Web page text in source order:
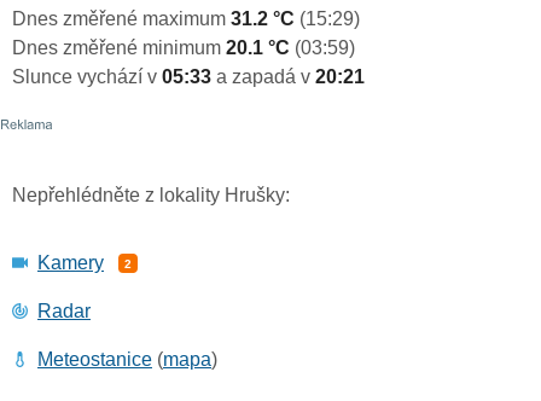
Dnes změřené maximum 31.2 °C (15:29)
Dnes změřené minimum 20.1 °C (03:59)
Slunce vychází v 05:33 a zapadá v 20:21
Nepřehlédněte z lokality Hrušky:
Kamery 2
Radar
Meteostanice (mapa)